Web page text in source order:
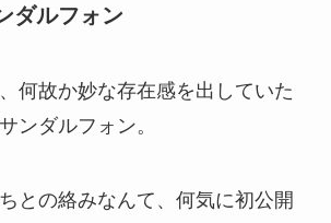
ダルフォン
何故か妙な存在感を出していた
ンダルフォン。
との絡みなんて、何気に初公開